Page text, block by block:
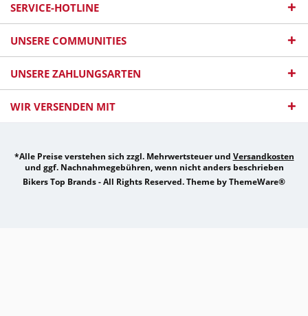
SERVICE-HOTLINE
UNSERE COMMUNITIES
UNSERE ZAHLUNGSARTEN
WIR VERSENDEN MIT
*Alle Preise verstehen sich zzgl. Mehrwertsteuer und Versandkosten
und ggf. Nachnahmegebühren, wenn nicht anders beschrieben
Bikers Top Brands - All Rights Reserved. Theme byThemeWare®